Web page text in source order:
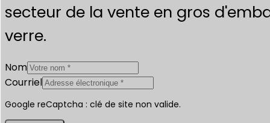
secteur de la vente en gros
verre.
Nom
Courriel
Google reCaptcha : clé de site non valide.